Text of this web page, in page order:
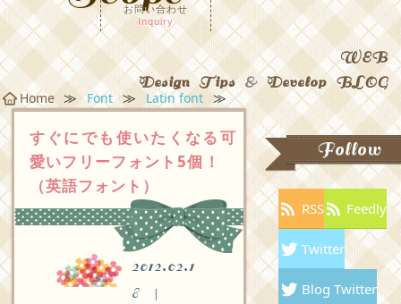
お問い合わせ
Inquiry
WEB
Design Tips & Develop BLOG
Home ≫ Font ≫ Latin font ≫
すぐにでも使いたくなる可
愛いフリーフォント5個！
（英語フォント）
2012.02.1
8
Follow
RSS Feedly
Twitter
Blog Twitter